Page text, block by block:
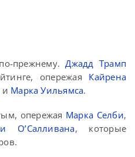
прежнему.Джадд Трамп
опережая Кайрена
и Марка Уильямса.
опережая Марка Селби,
О’Салливана, которые